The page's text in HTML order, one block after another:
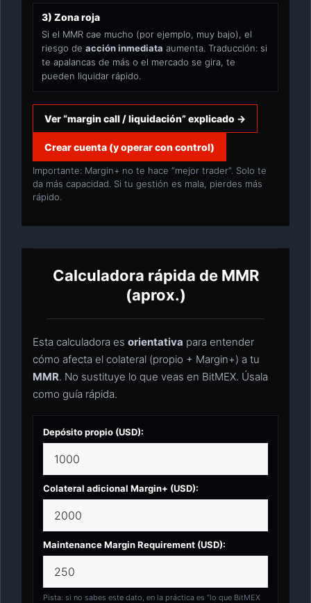
3) Zona roja
Si el MMR cae mucho (por ejemplo, muy bajo), el
riesgo de acción inmediata aumenta. Traducción: si
te apalancas de más o el mercado se gira, te
pueden liquidar rápido.
Ver “margin call / liquidación” explicado →
Crear cuenta (y operar con control)
Importante: Margin+ no te hace “mejor trader”. Solo te
da más capacidad. Si tu gestión es mala, pierdes más
rápido.
Calculadora rápida de MMR
(aprox.)
Esta calculadora es orientativa para entender
cómo afecta el colateral (propio + Margin+) a tu
MMR. No sustituye lo que veas en BitMEX. Úsala
como guía rápida.
Depósito propio (USD):
Colateral adicional Margin+ (USD):
Maintenance Margin Requirement (USD):
Pista: si no sabes este dato, en la práctica es “lo que BitMEX